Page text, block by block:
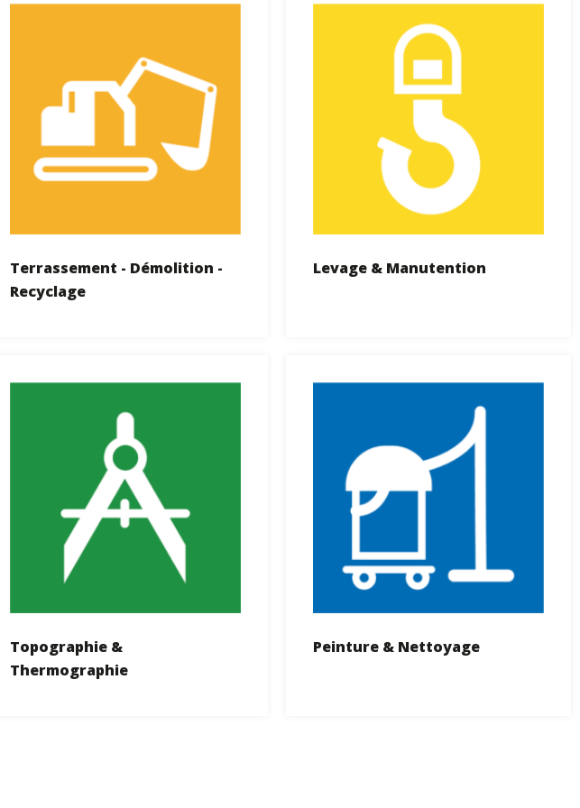
Terrassement - Démolition -
Recyclage
Levage & Manutention
Topographie &
Thermographie
Peinture & Nettoyage